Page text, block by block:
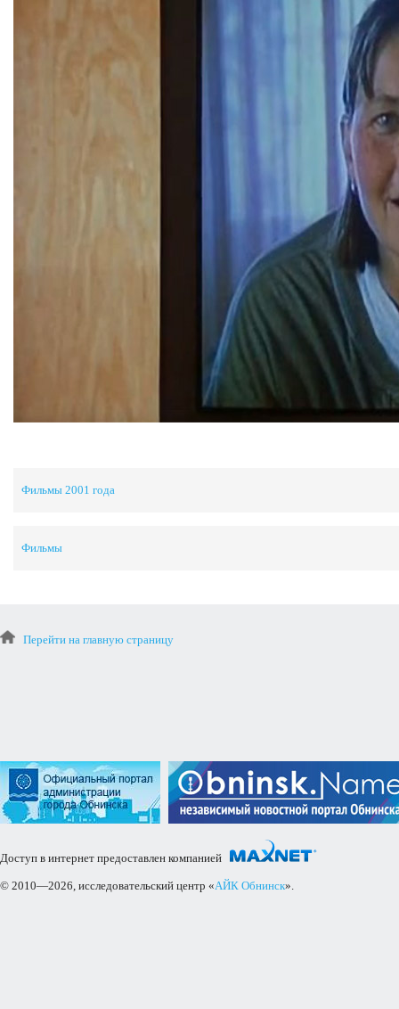
Фильмы 2001 года
Фильмы
Перейти на главную страницу
Доступ в интернет предоставлен компанией
© 2010—2026, исследовательский центр «АЙК Обнинск».